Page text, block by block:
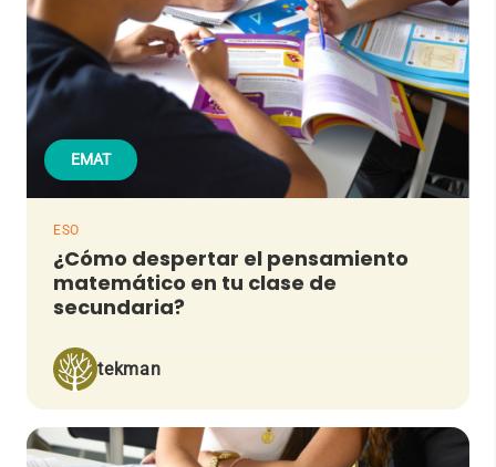
EMAT
ESO
¿Cómo despertar el pensamiento
matemático en tu clase de
secundaria?
tekman